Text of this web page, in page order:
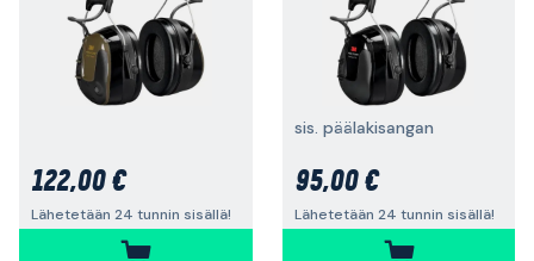
122,00 €
Lähetetään 24 tunnin sisällä!
sis. päälakisangan
95,00 €
Lähetetään 24 tunnin sisällä!